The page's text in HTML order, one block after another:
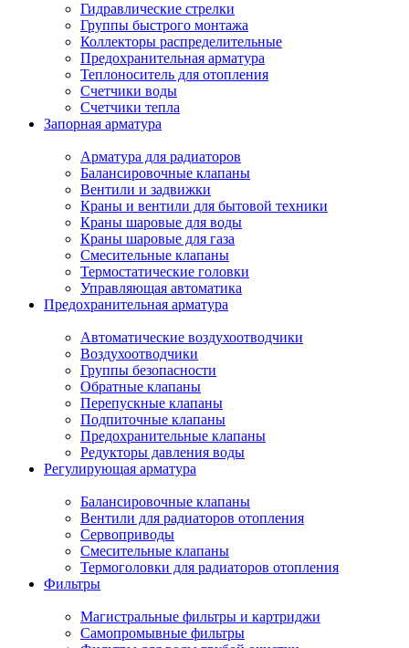
Гидравлические стрелки
Группы быстрого монтажа
Коллекторы распределительные
Предохранительная арматура
Теплоноситель для отопления
Счетчики воды
Счетчики тепла
Запорная арматура
Арматура для радиаторов
Балансировочные клапаны
Вентили и задвижки
Краны и вентили для бытовой техники
Краны шаровые для воды
Краны шаровые для газа
Смесительные клапаны
Термостатические головки
Управляющая автоматика
Предохранительная арматура
Автоматические воздухоотводчики
Воздухоотводчики
Группы безопасности
Обратные клапаны
Перепускные клапаны
Подпиточные клапаны
Предохранительные клапаны
Редукторы давления воды
Регулирующая арматура
Балансировочные клапаны
Вентили для радиаторов отопления
Сервоприводы
Смесительные клапаны
Термоголовки для радиаторов отопления
Фильтры
Магистральные фильтры и картриджи
Самопромывные фильтры